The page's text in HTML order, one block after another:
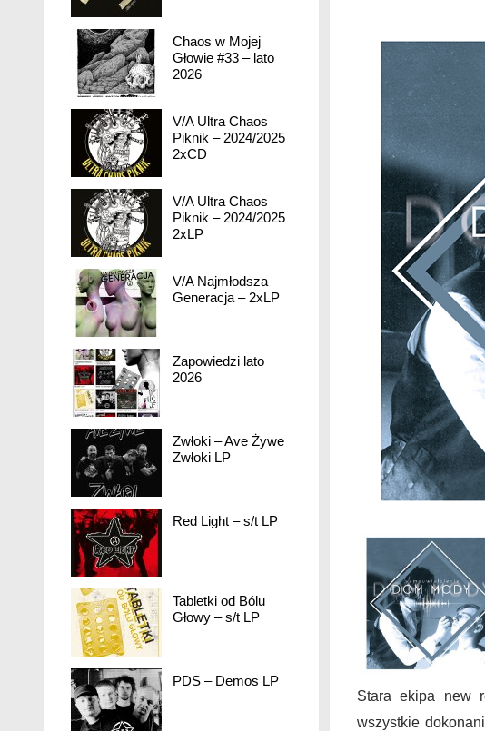
Stara ekipa new
wszystkie
Chaos w Mojej
Głowie #33 – lato
2026
V/A Ultra Chaos
Piknik – 2024/2025
2xCD
V/A Ultra Chaos
Piknik – 2024/2025
2xLP
V/A Najmłodsza
Generacja – 2xLP
Zapowiedzi lato
2026
Zwłoki – Ave Żywe
Zwłoki LP
Red Light – s/t LP
Tabletki od Bólu
Głowy – s/t LP
PDS – Demos LP